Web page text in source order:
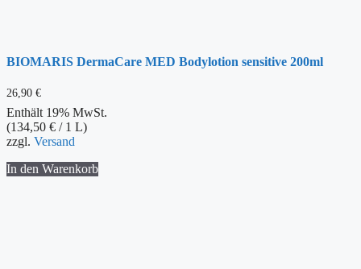
BIOMARIS DermaCare MED Bodylotion sensitive 200ml
26,90 €
Enthält 19% MwSt.
(134,50 € / 1 L)
zzgl. Versand
In den Warenkorb